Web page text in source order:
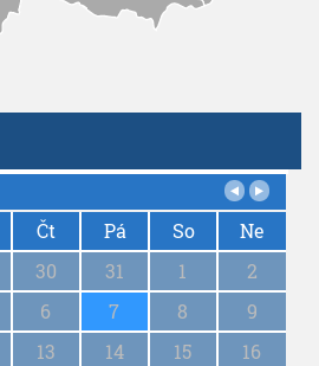
Čt Pá So
Ne
30 31 1
2
6 7 8
9
13 14 15
16